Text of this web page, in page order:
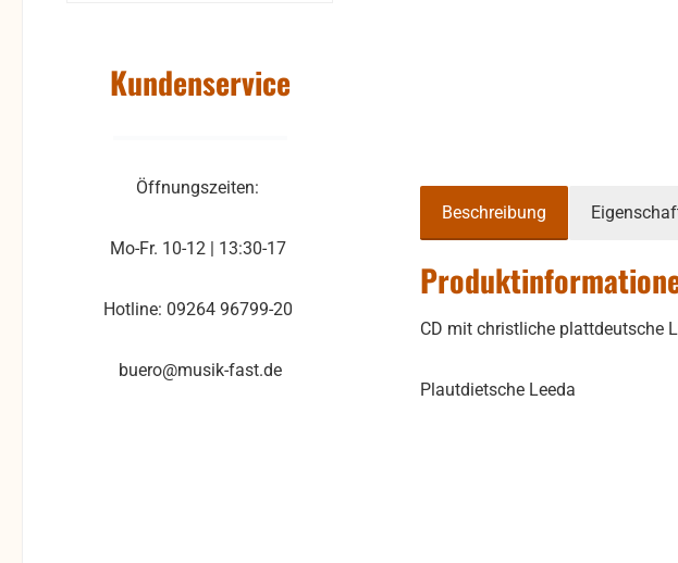
Kundenservice
Öffnungszeiten:
Mo-Fr. 10-12 | 13:30-17
Hotline: 09264 96799-20
buero@musik-fast.de
Beschreibung
CD mit christliche plattdeutsche
Plautdietsche Leeda